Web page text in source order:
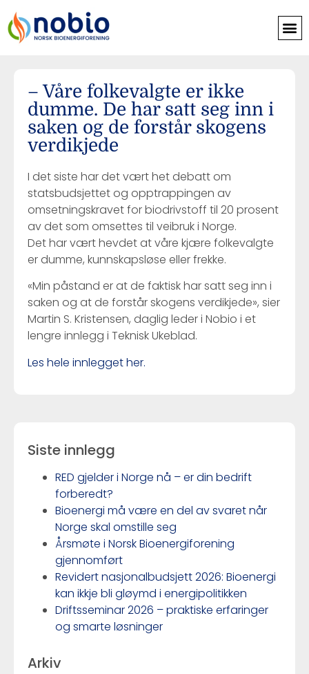
– Våre folkevalgte er ikke
dumme. De har satt seg inn i
saken og de forstår skogens
verdikjede
I det siste har det vært het debatt om
statsbudsjettet og opptrappingen av
omsetningskravet for biodrivstoff til 20 prosent
av det som omsettes til veibruk i Norge.
Det har vært hevdet at våre kjære folkevalgte
er dumme, kunnskapsløse eller frekke.
«Min påstand er at de faktisk har satt seg inn i
saken og at de forstår skogens verdikjede», sier
Martin S. Kristensen, daglig leder i Nobio i et
lengre innlegg i Teknisk Ukeblad.
Les hele innlegget her.
Siste innlegg
RED gjelder i Norge nå – er din bedrift
forberedt?
Bioenergi må være en del av svaret når
Norge skal omstille seg
Årsmøte i Norsk Bioenergiforening
gjennomført
Revidert nasjonalbudsjett 2026: Bioenergi
kan ikkje bli gløymd i energipolitikken
Driftsseminar 2026 – praktiske erfaringer
og smarte løsninger
Arkiv